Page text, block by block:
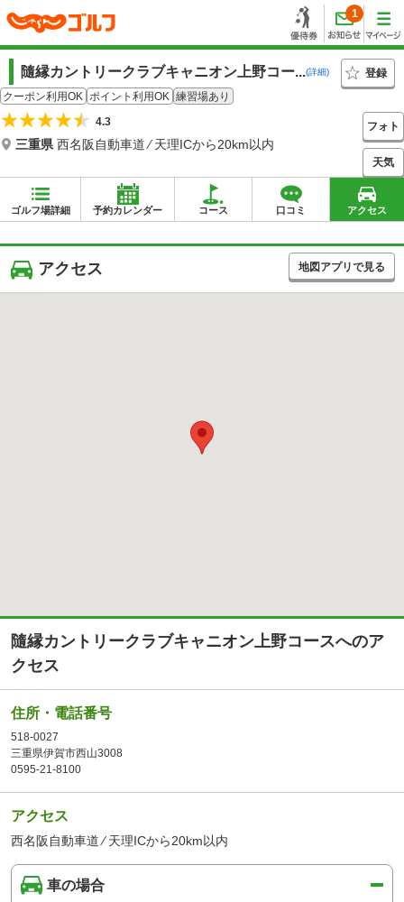
1
隨縁カントリークラブキャニオン上野コー...(詳細)
登録
クーポン利用OK ポイント利用OK 練習場あり
4.3
三重県 西名阪自動車道 ⁄ 天理ICから20km以内
フォト
天気
ゴルフ場詳細 予約カレンダー コース 口コミ アクセス
アクセス 地図アプリで見る
隨縁カントリークラブキャニオン上野コースへのア
クセス
住所・電話番号
518-0027
三重県伊賀市西山3008
0595-21-8100
アクセス
西名阪自動車道 ⁄ 天理ICから20km以内
車の場合